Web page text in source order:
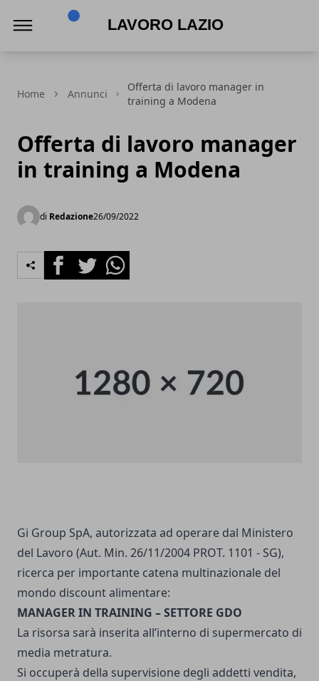
Home Annunci
Offerta di lavoro manager in
training a Modena
Offerta di lavoro manager
in training a Modena
di Redazione26/09/2022
FacebookTwitterWhatsapp
Gi Group SpA, autorizzata ad operare dal Ministero
del Lavoro (Aut. Min. 26/11/2004 PROT. 1101 - SG),
ricerca per importante catena multinazionale del
mondo discount alimentare:
MANAGER IN TRAINING – SETTORE GDO
La risorsa sarà inserita all’interno di supermercato di
media metratura.
Si occuperà della supervisione degli addetti vendita,